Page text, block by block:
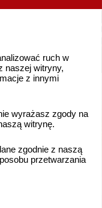
ruch w
naszej witryny,
z innymi
wyrażasz zgody na
witrynę.
zgodnie z naszą
przetwarzania